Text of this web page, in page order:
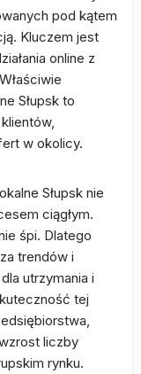
pod kątem
Kluczem jest
online z
Słupsk to
w okolicy.
Słupsk nie
ciągłym.
śpi. Dlatego
trendów i
utrzymania i
tej
liczby
rynku.